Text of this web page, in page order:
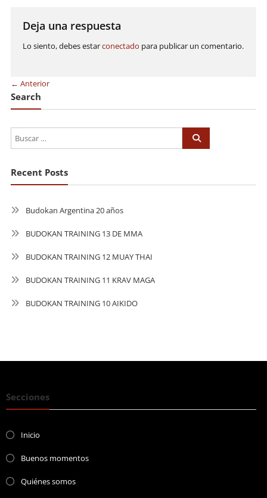
entradas
Deja una respuesta
Lo siento, debes estarconectado para publicar un comentario.
← Anterior
Search
Recent Posts
Budokan Argentina 20 años
BUDOKAN TRAINING 13 DE MMA
BUDOKAN TRAINING 12 MUAY THAI
BUDOKAN TRAINING 11 KRAV MAGA
BUDOKAN TRAINING 10 AIKIDO
Secciones
Inicio
Buenos momentos
Quiénes somos